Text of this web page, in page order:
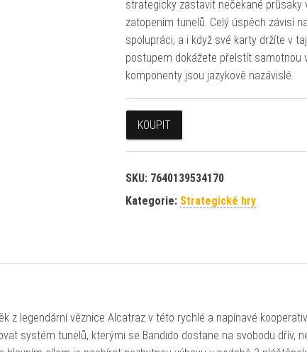
strategicky zastavit nečekané průsaky
zatopením tunelů. Celý úspěch závisí
spolupráci, a i když své karty držíte v
postupem dokážete přelstít samotnou
komponenty jsou jazykově nazávislé.
KOUPIT
SKU: 7640139534170
Kategorie: Strategické hry
z legendární věznice Alcatraz v této rychlé a napínavé
systém tunelů, kterými se Bandido dostane na svobodu dřív,